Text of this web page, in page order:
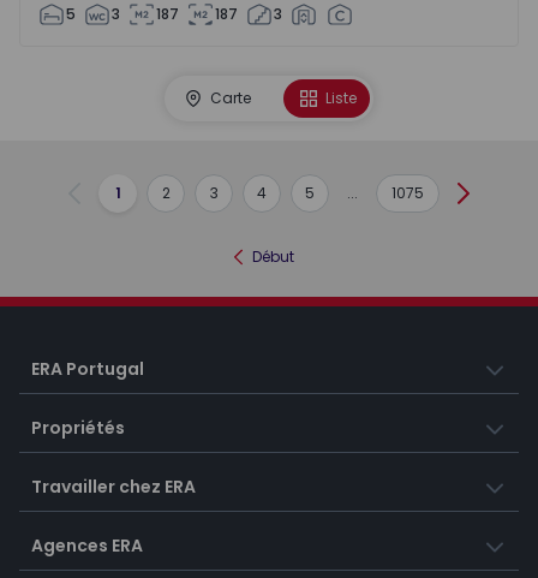
5 3 187 187 3
Carte Liste
Précédent
1 2 3 4 5 ... 1075 Suivant
Début
ERA Portugal
Propriétés
Travailler chez ERA
Agences ERA